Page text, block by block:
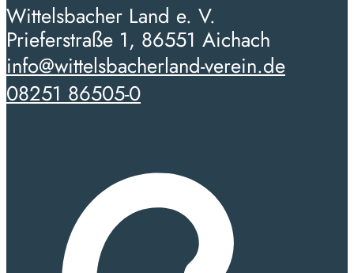
Wittelsbacher Land e. V.
Prieferstraße 1, 86551 Aichach
info@wittelsbacherland-verein.de
08251 86505-0